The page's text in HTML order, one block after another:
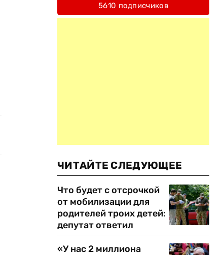
5610 подписчиков
ЧИТАЙТЕ СЛЕДУЮЩЕЕ
Что будет с отсрочкой
от мобилизации для
родителей троих детей:
депутат ответил
«У нас 2 миллиона